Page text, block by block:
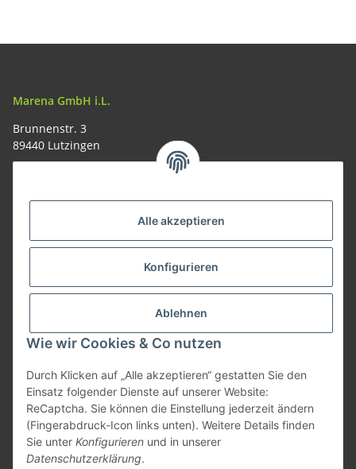
Alle akzeptieren
Konfigurieren
Ablehnen
Wie wir Cookies & Co nutzen
Durch Klicken auf „Alle akzeptieren“ gestatten Sie den
Einsatz folgender Dienste auf unserer Website:
ReCaptcha. Sie können die Einstellung jederzeit ändern
(Fingerabdruck-Icon links unten). Weitere Details finden
Sie unter Konfigurieren und in unserer
Datenschutzerklärung.
Marena GmbH i.L.
Brunnenstr. 3
89440 Lutzingen
Vertrag widerrufen
* Alle Preise inkl. gesetzlicher USt., zzgl.Versand